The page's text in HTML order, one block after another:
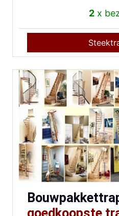
2x
goedkoopste